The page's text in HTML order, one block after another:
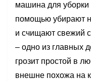
машина для
помощью убирают
и счищают свежий
– одно из главных
грозит простой в
внешне похожа на